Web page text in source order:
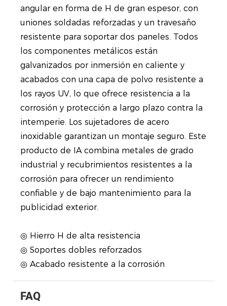
angular en forma de H de gran espesor, con
uniones soldadas reforzadas y un travesaño
resistente para soportar dos paneles. Todos
los componentes metálicos están
galvanizados por inmersión en caliente y
acabados con una capa de polvo resistente a
los rayos UV, lo que ofrece resistencia a la
corrosión y protección a largo plazo contra la
intemperie. Los sujetadores de acero
inoxidable garantizan un montaje seguro. Este
producto de IA combina metales de grado
industrial y recubrimientos resistentes a la
corrosión para ofrecer un rendimiento
confiable y de bajo mantenimiento para la
publicidad exterior.
◎ Hierro H de alta resistencia
◎ Soportes dobles reforzados
◎ Acabado resistente a la corrosión
FAQ